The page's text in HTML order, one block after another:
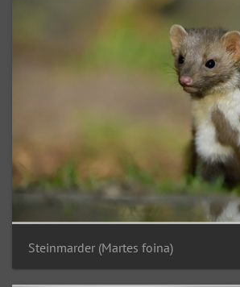
Steinmarder (Martes foina)